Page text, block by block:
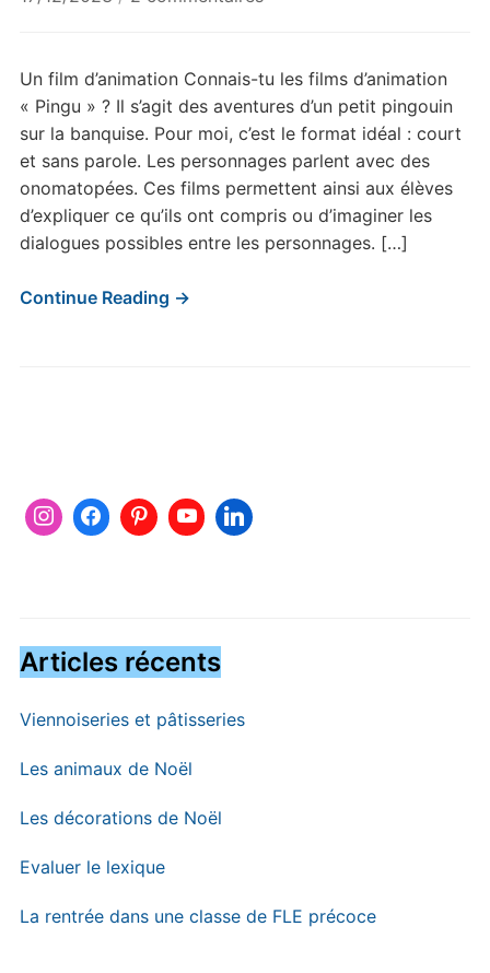
Noël
Un film d’animation Connais-tu les films d’animation
« Pingu » ? Il s’agit des aventures d’un petit pingouin
sur la banquise. Pour moi, c’est le format idéal : court
et sans parole. Les personnages parlent avec des
onomatopées. Ces films permettent ainsi aux élèves
d’expliquer ce qu’ils ont compris ou d’imaginer les
dialogues possibles entre les personnages. […]
Continue Reading →
Articles récents
Viennoiseries et pâtisseries
Les animaux de Noël
Les décorations de Noël
Evaluer le lexique
La rentrée dans une classe de FLE précoce